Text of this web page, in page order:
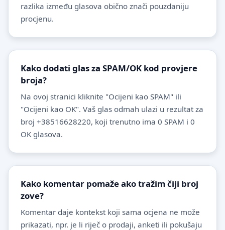
razlika između glasova obično znači pouzdaniju
procjenu.
Kako dodati glas za SPAM/OK kod provjere
broja?
Na ovoj stranici kliknite "Ocijeni kao SPAM" ili
"Ocijeni kao OK". Vaš glas odmah ulazi u rezultat za
broj +38516628220, koji trenutno ima 0 SPAM i 0
OK glasova.
Kako komentar pomaže ako tražim čiji broj
zove?
Komentar daje kontekst koji sama ocjena ne može
prikazati, npr. je li riječ o prodaji, anketi ili pokušaju